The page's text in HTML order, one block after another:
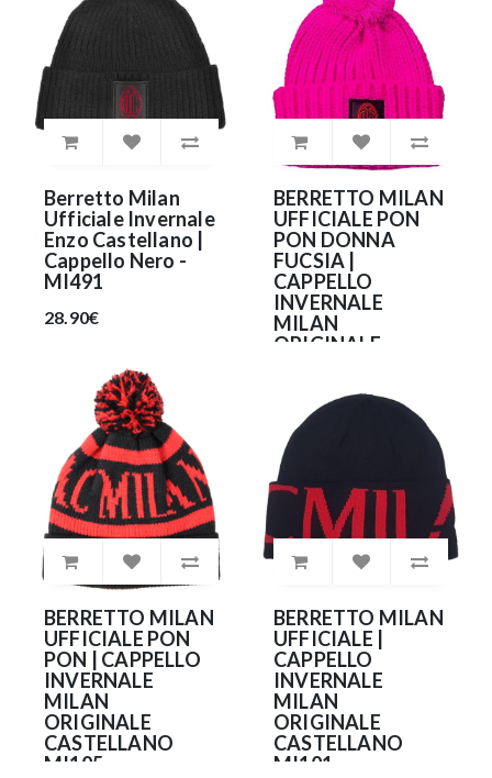
Berretto Milan
Ufficiale Invernale
Enzo Castellano |
Cappello Nero -
MI491
28.90€
BERRETTO MILAN
UFFICIALE PON
PON DONNA
FUCSIA |
CAPPELLO
INVERNALE
MILAN
ORIGINALE
35.90€
BERRETTO MILAN
UFFICIALE PON
PON | CAPPELLO
INVERNALE
MILAN
ORIGINALE
CASTELLANO
MI105
BERRETTO MILAN
UFFICIALE |
CAPPELLO
INVERNALE
MILAN
ORIGINALE
CASTELLANO
MI101